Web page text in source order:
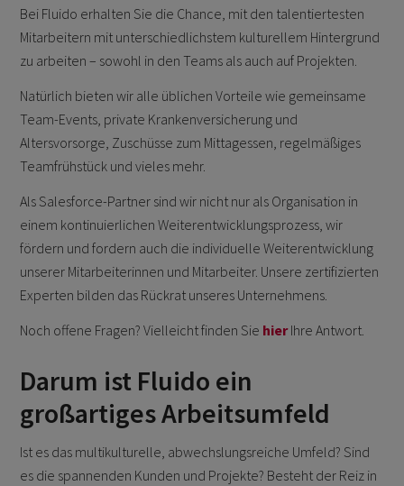
Bei Fluido erhalten Sie die Chance, mit den talentiertesten
Mitarbeitern mit unterschiedlichstem kulturellem Hintergrund
zu arbeiten – sowohl in den Teams als auch auf Projekten.
Natürlich bieten wir alle üblichen Vorteile wie gemeinsame
Team-Events, private Krankenversicherung und
Altersvorsorge, Zuschüsse zum Mittagessen, regelmäßiges
Teamfrühstück und vieles mehr.
Als Salesforce-Partner sind wir nicht nur als Organisation in
einem kontinuierlichen Weiterentwicklungsprozess, wir
fördern und fordern auch die individuelle Weiterentwicklung
unserer Mitarbeiterinnen und Mitarbeiter. Unsere zertifizierten
Experten bilden das Rückrat unseres Unternehmens.
Noch offene Fragen? Vielleicht finden Sie hierIhre Antwort.
Darum ist Fluido ein
großartiges Arbeitsumfeld
Ist es das multikulturelle, abwechslungsreiche Umfeld? Sind
es die spannenden Kunden und Projekte? Besteht der Reiz in